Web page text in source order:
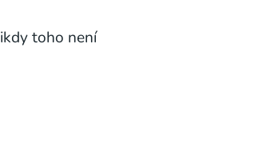
toho není